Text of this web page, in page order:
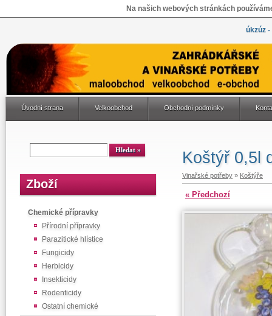
Na našich webových stránkách
úkzúz
Úvodní strana Velkoobchod Obchodní podmínky
Zboží
Chemické přípravky
Přírodní přípravky
Parazitické hlístice
Fungicidy
Herbicidy
Insekticidy
Rodenticidy
Ostatní chemické
Koštýř 0,5l
Vinařské potřeby » Koštýře
« Předchozí